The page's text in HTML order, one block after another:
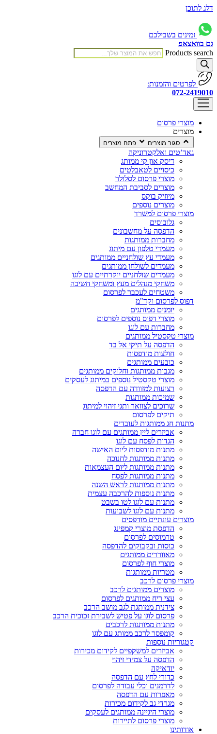
דלג לתוכן
זמינים בשבילכם
גם בוואצאפ
Products search
לפרטים והזמנות:
072-2419010
מוצרי פרסום
מוצרים
סגור מוצרים פתח מוצרים
גאד’טים ואלקטרוניקה
דיסק און קי ממותג
כיסויים לטאבלטים
מוצרי פרסום לסלולר
מוצרים לסביבת המחשב
מיוזיק בוקס
מוצרים נוספים
מוצרי פרסום למשרד
גלובוסים
הדפסה על מחשבונים
מחברות ממותגות
מעמדי טלפון עם מיתוג
מעמדי עץ שולחניים ממותגים
מעמדים לשולחן ממותגים
מעמדים שולחניים יוקרתיים עם לוגו
משחקי מנהלים מעץ ומשחקי חשיבה
משטחים לעכבר לפרסום
דפוס לפרסום וקד"מ
יומנים ממותגים
מוצרי דפוס נוספים לפרסום
מחברות עם לוגו
מוצרי טקסטיל ממותגים
הדפסה על תיקי אל בד
חולצות מודפסות
כובעים ממותגים
מגבות ממותגות וחלוקים ממותגים
מוצרי טקסטיל נוספים במיתוג לעסקים
רצועות למזוודה עם הדפסה
שמיכות ממותגות
שרוכים לצוואר ותגי זיהוי למיתוג
תיקים לפרסום
מתנות חג ממותגות לעובדים
אביזרים ליין ממותגים עם לוגו חברה
הגדות לפסח עם לוגו
מתנות מודפסות ליום האישה
מתנות ממותגות לחנוכה
מתנות ממותגות ליום העצמאות
מתנות ממותגות לפסח
מתנות ממותגות לראש השנה
מתנות נוספות להרכבה עצמית
מתנות עם לוגו לטו בשבט
מתנות עם לוגו לשבועות
מוצרים עונתיים מודפסים
הדפסת מוצרי קמפינג
טרמוסים לפרסום
כוסות ובקבוקים להדפסה
מאווררים ממותגים
מוצרי חוף לפרסום
מטריות ממותגות
מוצרי פרסום לרכב
מוצרים ממותגים לרכב
עצי ריח ממותגים לפרסום
צידנית ממותגת לגב מושב הרכב
פרסום לוגו על פטיש לשבירת זכוכית הרכב
מתנות ממותגות לרכבים
קומפסר לרכב ממותג עם לוגו
קטגוריות נוספות
אביזרים למשקפיים לקידום מכירות
הדפסה על צמידי זיהוי
יודאיקה
כדורי לחץ עם הדפסה
לדרמנים וכלי עבודה לפרסום
מאפרות עם הדפסה
מגרדי גב לקידום מכירות
מוצרי היגיינה ממותגים לעסקים
מוצרי פרסום לתיירות
אודותינו